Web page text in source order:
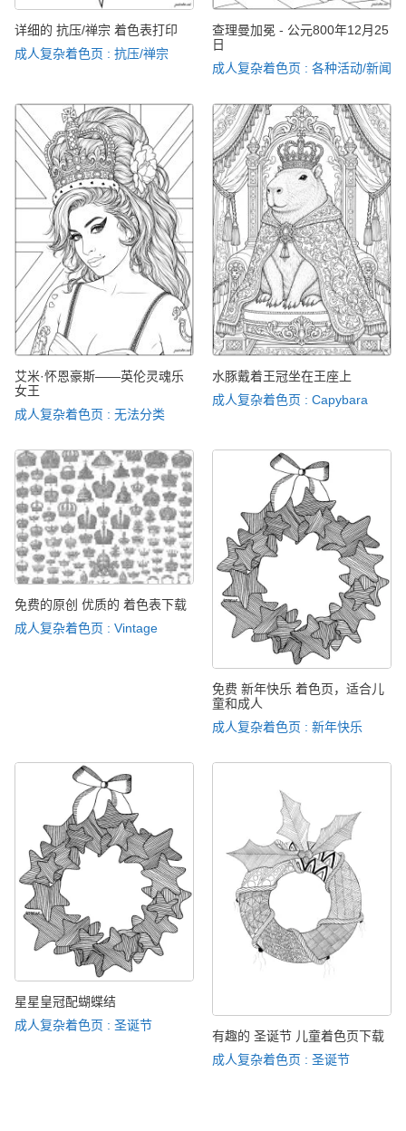
详细的 抗压/禅宗 着色表打印
成人复杂着色页 : 抗压/禅宗
查理曼加冕 - 公元800年12月25
日
成人复杂着色页 : 各种活动/新闻
艾米·怀恩豪斯——英伦灵魂乐
女王
成人复杂着色页 : 无法分类
水豚戴着王冠坐在王座上
成人复杂着色页 : Capybara
免费的原创 优质的 着色表下载
成人复杂着色页 : Vintage
免费 新年快乐 着色页，适合儿
童和成人
成人复杂着色页 : 新年快乐
星星皇冠配蝴蝶结
成人复杂着色页 : 圣诞节
有趣的 圣诞节 儿童着色页下载
成人复杂着色页 : 圣诞节